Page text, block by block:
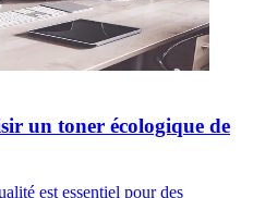
un toner écologique de
est essentiel pour des